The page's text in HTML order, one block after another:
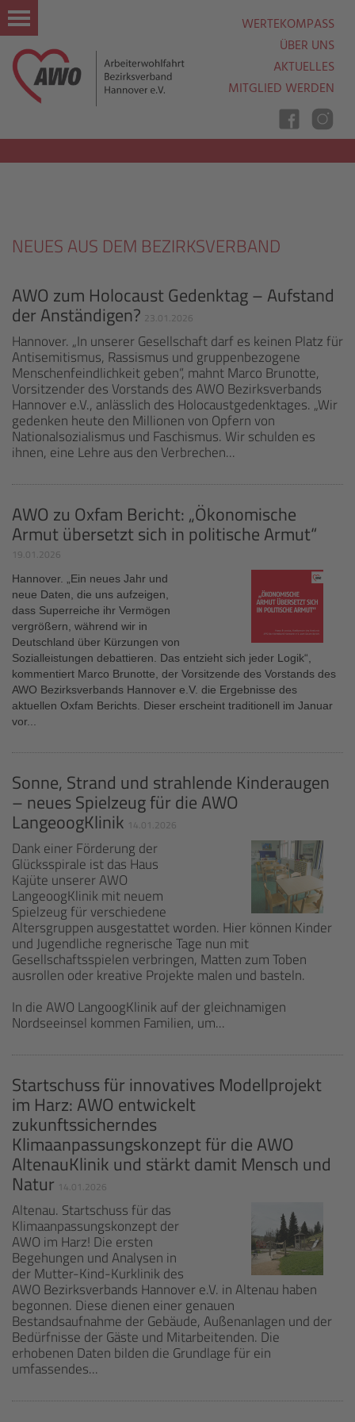
WERTEKOMPASS
ÜBER UNS
AKTUELLES
MITGLIED WERDEN
NEUES AUS DEM BEZIRKSVERBAND
AWO zum Holocaust Gedenktag – Aufstand
der Anständigen? 23.01.2026
Hannover. „In unserer Gesellschaft darf es keinen Platz für
Antisemitismus, Rassismus und gruppenbezogene
Menschenfeindlichkeit geben“, mahnt Marco Brunotte,
Vorsitzender des Vorstands des AWO Bezirksverbands
Hannover e.V., anlässlich des Holocaustgedenktages. „Wir
gedenken heute den Millionen von Opfern von
Nationalsozialismus und Faschismus. Wir schulden es
ihnen, eine Lehre aus den Verbrechen...
AWO zu Oxfam Bericht: „Ökonomische
Armut übersetzt sich in politische Armut“
19.01.2026
Hannover.
„Ein neues Jahr und
neue Daten, die uns aufzeigen,
dass Superreiche ihr Vermögen
vergrößern, während wir in
Deutschland über Kürzungen von
Sozialleistungen debattieren. Das entzieht sich jeder Logik“,
kommentiert Marco Brunotte, der Vorsitzende des Vorstands des
AWO Bezirksverbands Hannover e.V. die Ergebnisse des
aktuellen Oxfam Berichts. Dieser erscheint traditionell im Januar
vor...
Sonne, Strand und strahlende Kinderaugen
– neues Spielzeug für die AWO
LangeoogKlinik 14.01.2026
Dank einer Förderung der
Glücksspirale ist das Haus
Kajüte unserer AWO
LangeoogKlinik mit neuem
Spielzeug für verschiedene
Altersgruppen ausgestattet worden. Hier können Kinder
und Jugendliche regnerische Tage nun mit
Gesellschaftsspielen verbringen, Matten zum Toben
ausrollen oder kreative Projekte malen und basteln.
In die AWO LangoogKlinik auf der gleichnamigen
Nordseeinsel kommen Familien, um...
Startschuss für innovatives Modellprojekt
im Harz: AWO entwickelt
zukunftssicherndes
Klimaanpassungskonzept für die AWO
AltenauKlinik und stärkt damit Mensch und
Natur 14.01.2026
Altenau. Startschuss für das
Klimaanpassungskonzept der
AWO im Harz! Die ersten
Begehungen und Analysen in
der Mutter-Kind-Kurklinik des
AWO Bezirksverbands Hannover e.V. in Altenau haben
begonnen. Diese dienen einer genauen
Bestandsaufnahme der Gebäude, Außenanlagen und der
Bedürfnisse der Gäste und Mitarbeitenden. Die
erhobenen Daten bilden die Grundlage für ein
umfassendes...